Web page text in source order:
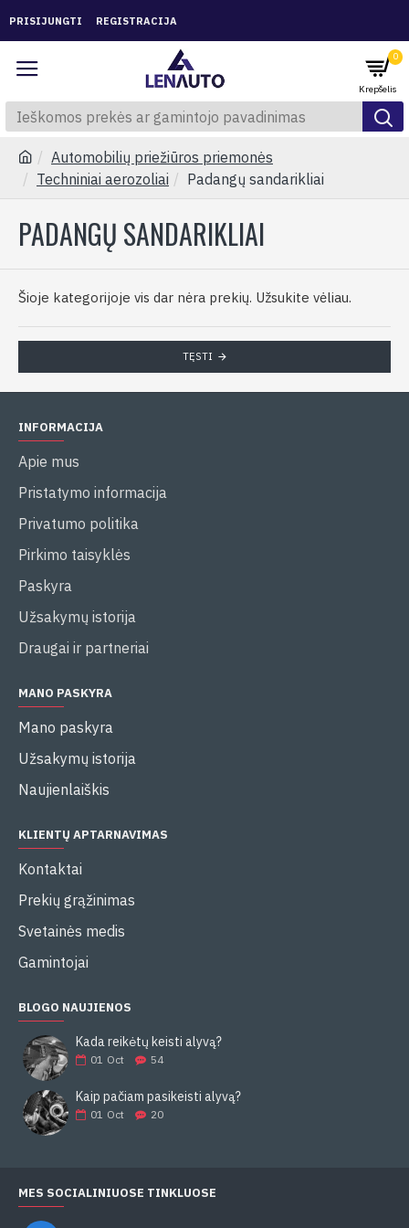
PRISIJUNGTI REGISTRACIJA
0
Automobilių priežiūros priemonės
Techniniai aerozoliai
Padangų sandarikliai
PADANGŲ SANDARIKLIAI
Šioje kategorijoje vis dar nėra prekių. Užsukite vėliau.
TĘSTI
INFORMACIJA
Apie mus
Pristatymo informacija
Privatumo politika
Pirkimo taisyklės
Paskyra
Užsakymų istorija
Draugai ir partneriai
MANO PASKYRA
Mano paskyra
Užsakymų istorija
Naujienlaiškis
KLIENTŲ APTARNAVIMAS
Kontaktai
Prekių grąžinimas
Svetainės medis
Gamintojai
BLOGO NAUJIENOS
Kada reikėtų keisti alyvą?
01 Oct 54
Kaip pačiam pasikeisti alyvą?
01 Oct 20
MES SOCIALINIUOSE TINKLUOSE